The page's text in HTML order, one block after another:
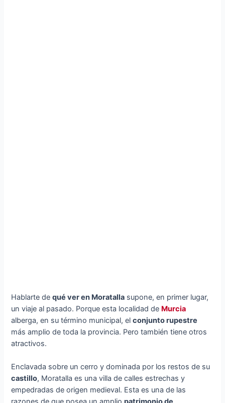
Hablarte dequé ver en Moratalla supone, en primer lugar,
un viaje al pasado. Porque esta localidad de Murcia
alberga, en su término municipal, elconjunto rupestre
más amplio de toda la provincia. Pero también tiene otros
atractivos.
Enclavada sobre un cerro y dominada por los restos de su
castillo, Moratalla es una villa de calles estrechas y
empedradas de origen medieval. Esta es una de las